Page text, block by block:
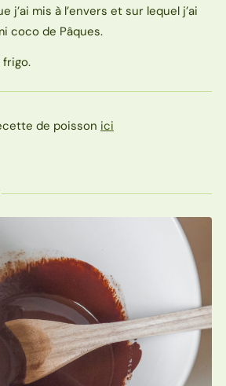
j’ai mis à l’envers et sur lequel j’ai
coco de Pâques.
frigo.
de poisson ici